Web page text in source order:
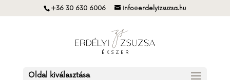
+36 30 630 6006 info@erdelyizsuzsa.hu
Oldal kiválasztása